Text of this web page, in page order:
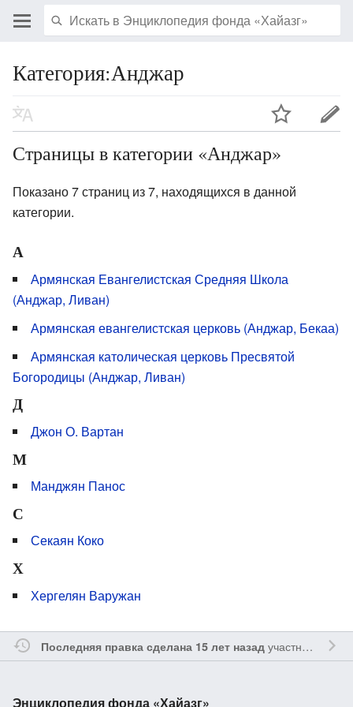
Категория:Анджар
Страницы в категории «Анджар»
Показано 7 страниц из 7, находящихся в данной
категории.
А
Армянская Евангелистская Средняя Школа
(Анджар, Ливан)
Армянская евангелистская церковь (Анджар, Бекаа)
Армянская католическая церковь Пресвятой
Богородицы (Анджар, Ливан)
Д
Джон О. Вартан
М
Манджян Панос
С
Секаян Коко
Х
Хергелян Варужан
Последняя правка сделана 15 лет назадучастником
Энциклопедия фонда «Хайазг»